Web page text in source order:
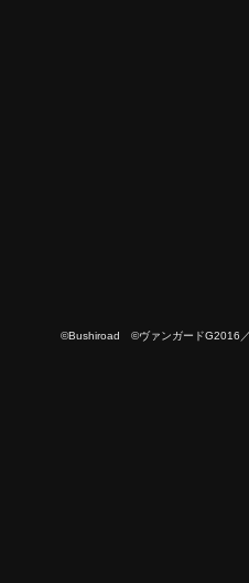
©Bushiroad ©ヴァンガードG2016